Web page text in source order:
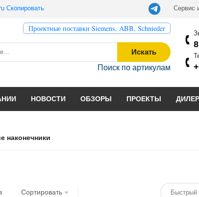
Скопировать Сервис
Проектные поставки Siemens, ABB, Schnieder
Искать
Поиск по артикулам
НОВОСТИ ОБЗОРЫ ПРОЕКТЫ
наконечники
Сортировать